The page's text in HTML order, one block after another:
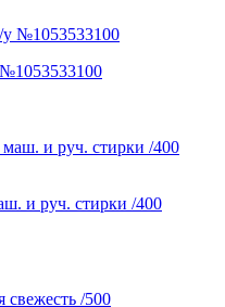
и руч. стирки /400